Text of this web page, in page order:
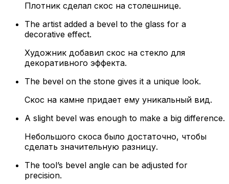
Плотник сделал скос на столешнице.
The artist added a bevel to the glass for a
decorative effect.
Художник добавил скос на стекло для
декоративного эффекта.
The bevel on the stone gives it a unique look.
Скос на камне придает ему уникальный вид.
A slight bevel was enough to make a big difference.
Небольшого скоса было достаточно, чтобы
сделать значительную разницу.
The tool’s bevel angle can be adjusted for
precision.